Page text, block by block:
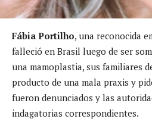
Fábia Portilho, una reconocida
falleció en Brasil luego de ser
una mamoplastia, sus familiares
producto de una mala praxis y
fueron denunciados y las
indagatorias correspondientes.